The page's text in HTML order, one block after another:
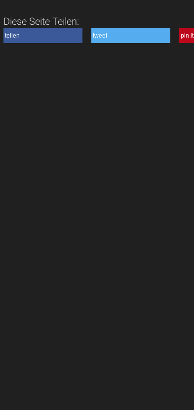
Diese Seite Teilen:
teilen tweet pin it